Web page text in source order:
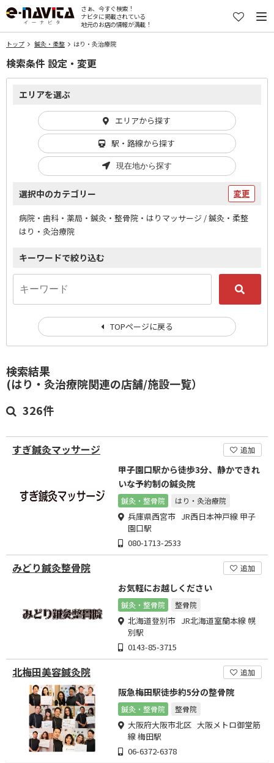
さぁ、今すぐ検索！
ナビタに掲載されている
地元のお店の情報が満載！
トップ 鍼灸・柔整 はり・灸治療院
検索結果
(はり・灸治療院関連の店舗/施設一覧）
326件
すぎ鍼灸マッサージ 追加
甲子園口駅から徒歩3分、静かできれ
いな予約制の鍼灸院
鍼灸・整骨院 はり・灸治療院
兵庫県西宮市 JR西日本神戸線 甲子
園口駅
080-1713-2533
みどり鍼灸整骨院 追加
お気軽にお越しください
鍼灸・整骨院 整骨院
北海道登別市 JR北海道室蘭本線 幌
別駅
0143-85-3715
北梅田美容鍼灸院 追加
阪急梅田駅徒歩約5分の整骨院
鍼灸・整骨院 整骨院
大阪府大阪市北区 大阪メトロ御堂筋
線 梅田駅
06-6372-6378
検索条件 設定・変更
エリアを選ぶ
エリアから探す
駅・路線から探す
現在地から探す
選択中のカテゴリー 変更
病院・歯科・薬局・鍼灸・整骨院・はりマッサージ / 鍼灸・柔整
はり・灸治療院
キーワードで絞り込む
TOPページに戻る